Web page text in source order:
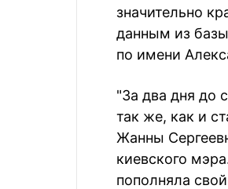
значительно
данным из
по имени
"За два дня до
так же, как и
Жанны
киевского
пополняла